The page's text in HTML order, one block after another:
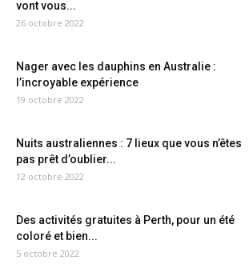
vont vous...
26 octobre 2022
Nager avec les dauphins en Australie :
l’incroyable expérience
19 octobre 2022
Nuits australiennes : 7 lieux que vous n’êtes
pas prêt d’oublier...
12 octobre 2022
Des activités gratuites à Perth, pour un été
coloré et bien...
5 octobre 2022